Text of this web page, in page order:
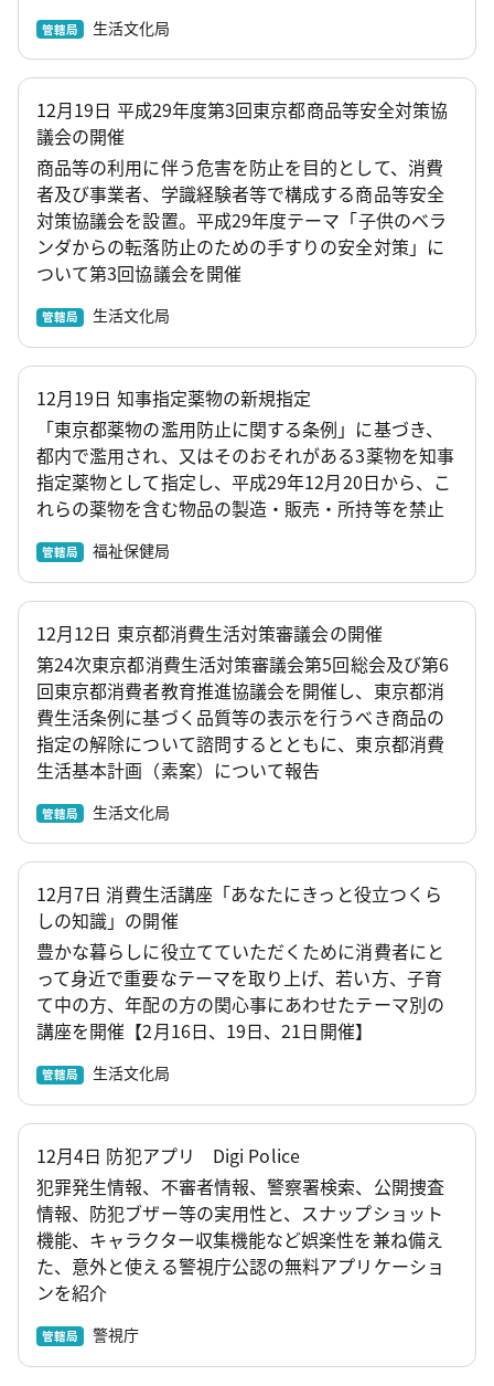
管轄局 生活文化局
12月19日 平成29年度第3回東京都商品等安全対策協
議会の開催
商品等の利用に伴う危害を防止を目的として、消費
者及び事業者、学識経験者等で構成する商品等安全
対策協議会を設置。平成29年度テーマ「子供のベラ
ンダからの転落防止のための手すりの安全対策」に
ついて第3回協議会を開催
管轄局 生活文化局
12月19日 知事指定薬物の新規指定
「東京都薬物の濫用防止に関する条例」に基づき、
都内で濫用され、又はそのおそれがある3薬物を知事
指定薬物として指定し、平成29年12月20日から、こ
れらの薬物を含む物品の製造・販売・所持等を禁止
管轄局 福祉保健局
12月12日 東京都消費生活対策審議会の開催
第24次東京都消費生活対策審議会第5回総会及び第6
回東京都消費者教育推進協議会を開催し、東京都消
費生活条例に基づく品質等の表示を行うべき商品の
指定の解除について諮問するとともに、東京都消費
生活基本計画（素案）について報告
管轄局 生活文化局
12月7日 消費生活講座「あなたにきっと役立つくら
しの知識」の開催
豊かな暮らしに役立てていただくために消費者にと
って身近で重要なテーマを取り上げ、若い方、子育
て中の方、年配の方の関心事にあわせたテーマ別の
講座を開催【2月16日、19日、21日開催】
管轄局 生活文化局
12月4日 防犯アプリ Digi Police
犯罪発生情報、不審者情報、警察署検索、公開捜査
情報、防犯ブザー等の実用性と、スナップショット
機能、キャラクター収集機能など娯楽性を兼ね備え
た、意外と使える警視庁公認の無料アプリケーショ
ンを紹介
管轄局 警視庁